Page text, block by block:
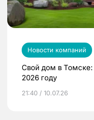
Новости компаний
Свой дом в Томске:
2026 году
21:40 / 10.07.26